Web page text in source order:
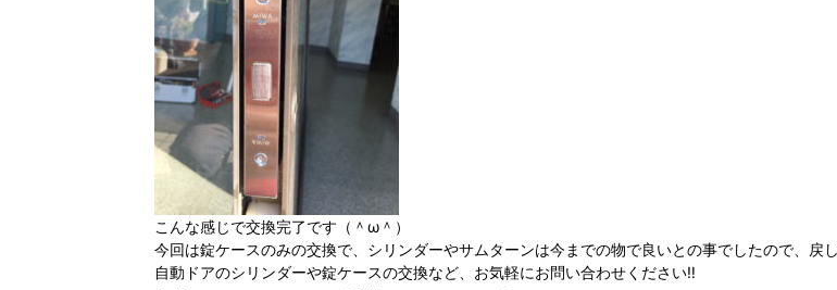
こんな感じで交換完了です（＾ω＾）
自動ドアのシリンダーや錠ケースの交換など、お気軽にお問い合わせください‼️